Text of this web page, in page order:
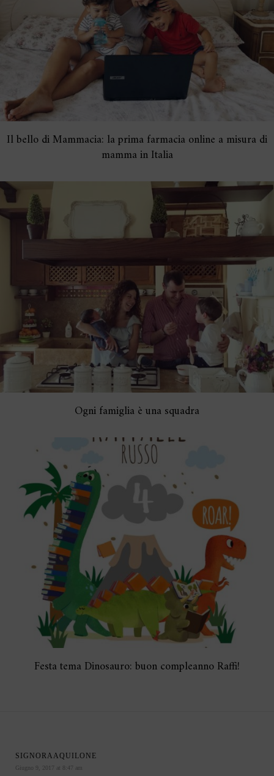
Il bello di Mammacia: la prima farmacia online a misura di
mamma in Italia
Ogni famiglia è una squadra
Festa tema Dinosauro: buon compleanno Raffi!
SIGNORAAQUILONE
Giugno 9, 2017 at 8:47 am